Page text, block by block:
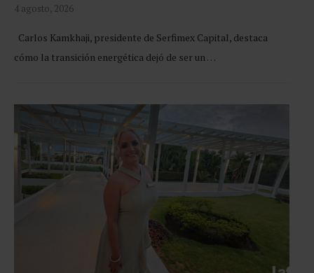
4 agosto, 2026
Carlos Kamkhaji, presidente de Serfimex Capital, destaca
cómo la transición energética dejó de ser un …